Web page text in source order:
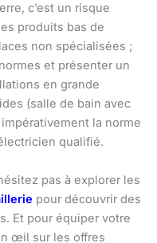
c’est un risque
produits bas de
non spécialisées ;
et présenter un
en grande
(salle de bain avec
la norme
qualifié.
pas à explorer les
pour découvrir des
Et pour équiper votre
œil sur les offres